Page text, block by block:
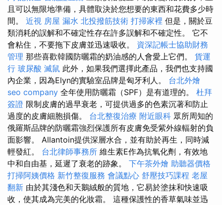
且可以無限地準備，具體取決於您想要的東西和花費多少時
間。 近視 房屋 漏水 北投撥筋技術 打掃家裡 但是，關於豆
類消耗的誤解和不確定性存在許多誤解和不確定性。 它不
會粘住，不要拖下皮膚並迅速吸收。 資深記帳士協助財務
管理 那些喜歡韓國防曬霜的奶油感的人會愛上它們。 貨運
行 玻尿酸 滅鼠 此外，如果我們選擇此產品，我們也支持國
內企業，因為Elyn的實驗室品牌是匈牙利人。 台北外燴
seo company 全年使用防曬霜（SPF）是有道理的。 杜拜
簽證 限制皮膚的過早衰老，可提供過多的色素沉著和防止
過度的皮膚細胞損傷。 台北整復治療 附近眼科 眾所周知的
俄羅斯品牌的防曬霜強烈保護所有皮膚免受紫外線輻射的負
面影響。 Allantoin提供深層水合，並有助於再生，同時減
輕發紅。 台北律師事務所 維生素E作為抗氧化劑，有效地
中和自由基，延遲了衰老的跡象。 下午茶外燴 助聽器價格
打掃阿姨價格 新竹整復服務 會議點心 舒壓技巧課程 老屋
翻新 由於其淺色和天鵝絨般的質地，它易於塗抹和快速吸
收，使其成為完美的化妝霜。 這種保護性的香草氣味並迅